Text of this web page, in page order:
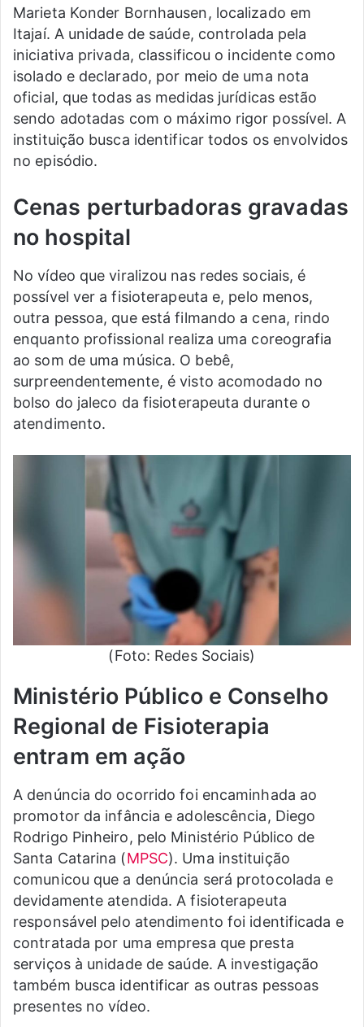
Marieta Konder Bornhausen, localizado em
Itajaí. A unidade de saúde, controlada pela
iniciativa privada, classificou o incidente como
isolado e declarado, por meio de uma nota
oficial, que todas as medidas jurídicas estão
sendo adotadas com o máximo rigor possível. A
instituição busca identificar todos os envolvidos
no episódio.
Cenas perturbadoras gravadas
no hospital
No vídeo que viralizou nas redes sociais, é
possível ver a fisioterapeuta e, pelo menos,
outra pessoa, que está filmando a cena, rindo
enquanto profissional realiza uma coreografia
ao som de uma música. O bebê,
surpreendentemente, é visto acomodado no
bolso do jaleco da fisioterapeuta durante o
atendimento.
(Foto: Redes Sociais)
Ministério Público e Conselho
Regional de Fisioterapia
entram em ação
A denúncia do ocorrido foi encaminhada ao
promotor da infância e adolescência, Diego
Rodrigo Pinheiro, pelo Ministério Público de
Santa Catarina (MPSC). Uma instituição
comunicou que a denúncia será protocolada e
devidamente atendida. A fisioterapeuta
responsável pelo atendimento foi identificada e
contratada por uma empresa que presta
serviços à unidade de saúde. A investigação
também busca identificar as outras pessoas
presentes no vídeo.